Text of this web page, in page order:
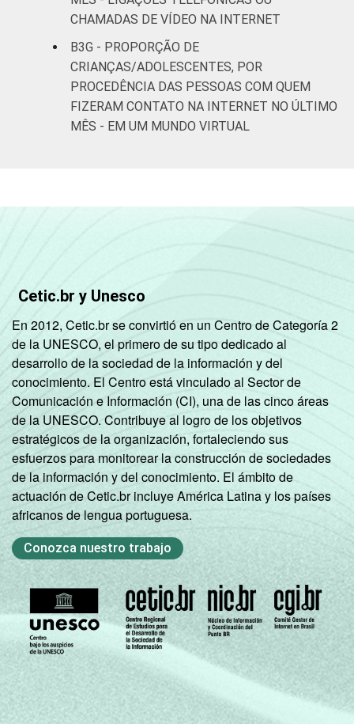
CHAMADAS DE VÍDEO NA INTERNET
B3G - PROPORÇÃO DE
CRIANÇAS/ADOLESCENTES, POR
PROCEDÊNCIA DAS PESSOAS COM QUEM
FIZERAM CONTATO NA INTERNET NO ÚLTIMO
MÊS - EM UM MUNDO VIRTUAL
Cetic.br y Unesco
En 2012, Cetic.br se convirtió en un Centro de Categoría 2
de la UNESCO, el primero de su tipo dedicado al
desarrollo de la sociedad de la información y del
conocimiento. El Centro está vinculado al Sector de
Comunicación e Información (CI), una de las cinco áreas
de la UNESCO. Contribuye al logro de los objetivos
estratégicos de la organización, fortaleciendo sus
esfuerzos para monitorear la construcción de sociedades
de la información y del conocimiento. El ámbito de
actuación de Cetic.br incluye América Latina y los países
africanos de lengua portuguesa.
Conozca nuestro trabajo